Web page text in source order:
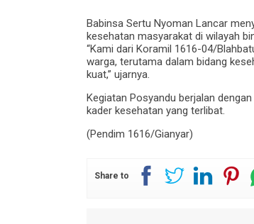
Babinsa Sertu Nyoman Lancar
kesehatan masyarakat di wilayah
“Kami dari Koramil 1616-04/
warga, terutama dalam bidang
kuat,” ujarnya.
Kegiatan Posyandu berjalan
kader kesehatan yang terlibat.
(Pendim 1616/Gianyar)
Share to